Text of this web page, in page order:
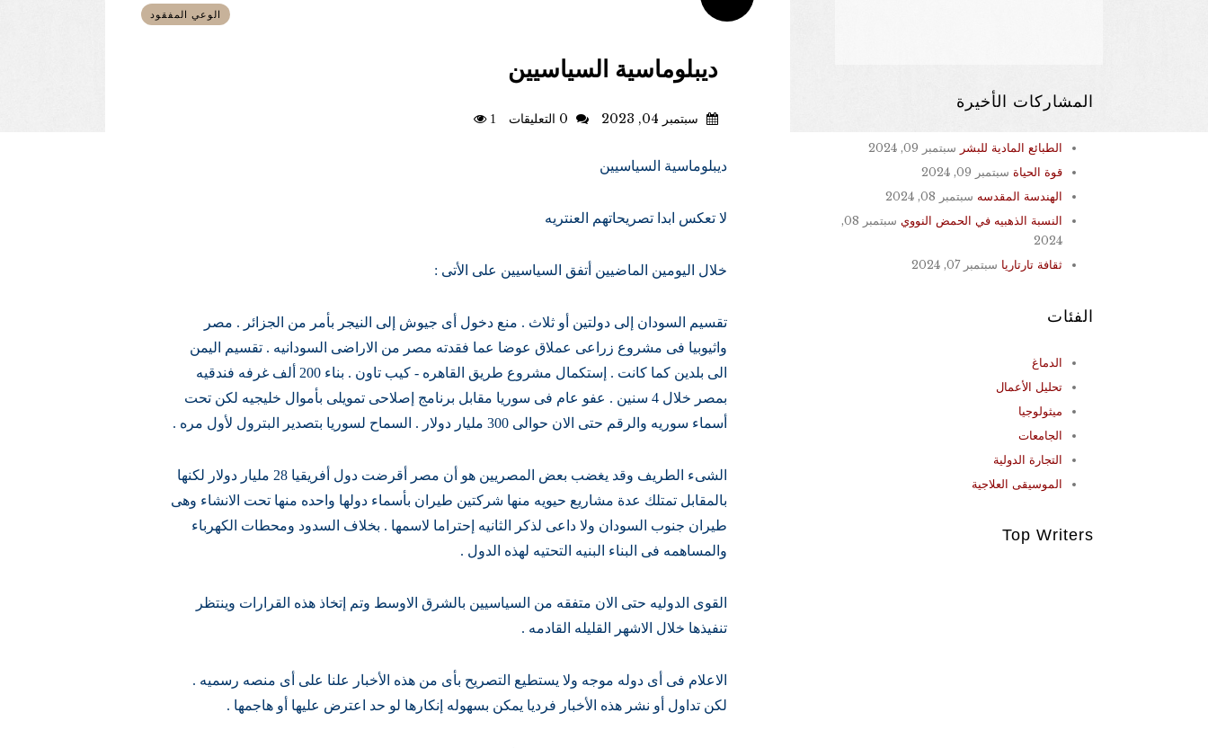
الوعي المفقود
ديبلوماسية السياسيين
سبتمبر 04, 2023 1
ديبلوماسية السياسيين
لا تعكس ابدا تصريحاتهم العنتريه
خلال اليومين الماضيين أتفق السياسيين على الأتى :
تقسيم السودان إلى دولتين أو ثلاث . منع دخول أى جيوش إلى النيجر بأمر من الجزائر . مصر
واثيوبيا فى مشروع زراعى عملاق عوضا عما فقدته مصر من الاراضى السودانيه . تقسيم اليمن
الى بلدين كما كانت . إستكمال مشروع طريق القاهره - كيب تاون . بناء 200 ألف غرفه فندقيه
بمصر خلال 4 سنين . عفو عام فى سوريا مقابل برنامج إصلاحى تمويلى بأموال خليجيه لكن تحت
أسماء سوريه والرقم حتى الان حوالى 300 مليار دولار . السماح لسوريا بتصدير البترول لأول مره .
الشىء الطريف وقد يغضب بعض المصريين هو أن مصر أقرضت دول أفريقيا 28 مليار دولار لكنها
بالمقابل تمتلك عدة مشاريع حيويه منها شركتين طيران بأسماء دولها واحده منها تحت الانشاء وهى
طيران جنوب السودان ولا داعى لذكر الثانيه إحتراما لاسمها . بخلاف السدود ومحطات الكهرباء
والمساهمه فى البناء البنيه التحتيه لهذه الدول .
القوى الدوليه حتى الان متفقه من السياسيين بالشرق الاوسط وتم إتخاذ هذه القرارات وينتظر
تنفيذها خلال الاشهر القليله القادمه .
الاعلام فى أى دوله موجه ولا يستطيع التصريح بأى من هذه الأخبار علنا على أى منصه رسميه .
لكن تداول أو نشر هذه الأخبار فرديا يمكن بسهوله إنكارها لو حد اعترض عليها أو هاجمها .
المشاركات الأخيرة
الطبائع المادية للبشر سبتمبر 09, 2024
قوة الحياة سبتمبر 09, 2024
الهندسة المقدسه سبتمبر 08, 2024
النسبة الذهبيه في الحمض النووي
سبتمبر 08,
2024
ثقافة تارتاريا سبتمبر 07, 2024
الفئات
الدماغ
تحليل الأعمال
ميثولوجيا
الجامعات
التجارة الدولية
الموسيقى العلاجية
Top Writers